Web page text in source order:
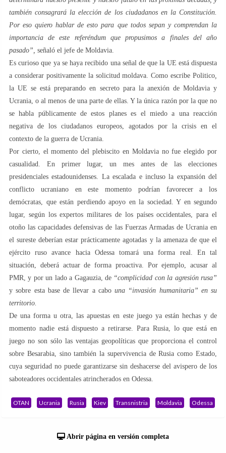
también consagrará la elección de los ciudadanos en la Constitución.
Por eso quiero hablar de esto para que todos sepan y comprendan la
importancia de este referéndum que propusimos a finales del año
pasado”, señaló el jefe de Moldavia.
Es curioso que ya se haya recibido una señal de que la UE está dispuesta
a considerar positivamente la solicitud moldava. Como escribe Politico,
la UE se está preparando en secreto para la anexión de Moldavia y
Ucrania, o al menos de una parte de ellas. Y la única razón por la que no
se habla públicamente de estos planes es el miedo a una reacción
negativa de los ciudadanos europeos, agotados por la crisis en el
contexto de la guerra de Ucrania.
Por cierto, el momento del plebiscito en Moldavia no fue elegido por
casualidad. En primer lugar, un mes antes de las elecciones
presidenciales estadounidenses. La escalada e incluso la expansión del
conflicto ucraniano en este momento podrían favorecer a los
demócratas, que están perdiendo apoyo en la sociedad. Y en segundo
lugar, según los expertos militares de los países occidentales, para el
otoño las capacidades defensivas de las Fuerzas Armadas de Ucrania en
el sureste deberían estar prácticamente agotadas y la amenaza de que el
ejército ruso avance hacia Odessa tomará una forma real. En tal
situación, deberá actuar de forma proactiva. Por ejemplo, acusar al
PMR, y por un lado a Gagauzia, de “complicidad con la agresión rusa”
y sobre esta base de llevar a cabo una “invasión humanitaria” en su
territorio.
De una forma u otra, las apuestas en este juego ya están hechas y de
momento nadie está dispuesto a retirarse. Para Rusia, lo que está en
juego no son sólo las ventajas geopolíticas que proporciona el control
sobre Besarabia, sino también la supervivencia de Rusia como Estado,
cuya seguridad no puede garantizarse sin deshacerse del avispero de los
saboteadores occidentales atrincherados en Odessa.
OTAN Ucrania Rusia Kiev Transnistria Moldavia Odessa
Abrir página en versión completa